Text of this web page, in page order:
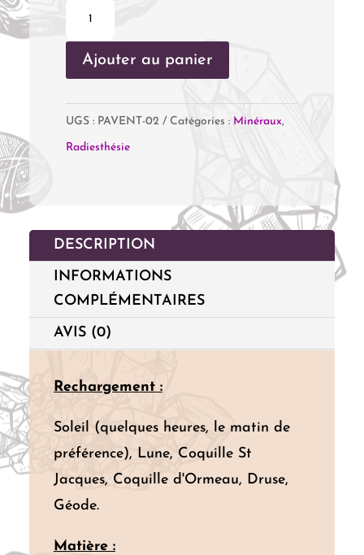
Pendule
Aventurine
Verte
Ajouter au panier
UGS : PAVENT-02 Catégories : Minéraux,
Radiesthésie
DESCRIPTION
INFORMATIONS
COMPLÉMENTAIRES
AVIS (0)
Rechargement :
Soleil (quelques heures, le matin de
préférence), Lune, Coquille St
Jacques, Coquille d'Ormeau, Druse,
Géode.
Matière :